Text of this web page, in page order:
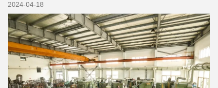
2024-04-18